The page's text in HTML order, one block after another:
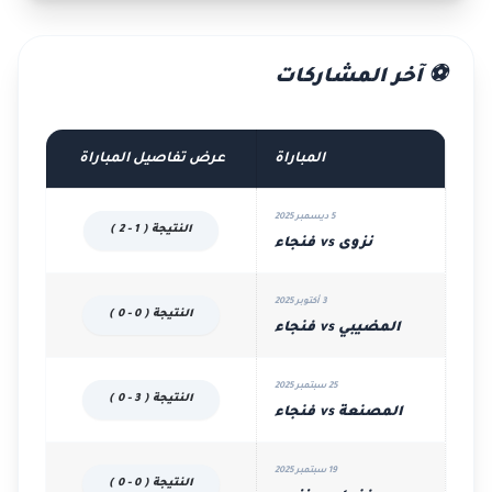
⚽ آخر المشاركات
المباراة عرض تفاصيل المباراة
5 ديسمبر 2025
نزوى vs فنجاء
النتيجة ( 1 - 2 )
3 أكتوبر 2025
المضيبي vs فنجاء
النتيجة ( 0 - 0 )
25 سبتمبر 2025
المصنعة vs فنجاء
النتيجة ( 3 - 0 )
19 سبتمبر 2025
النتيجة ( 0 - 0 )